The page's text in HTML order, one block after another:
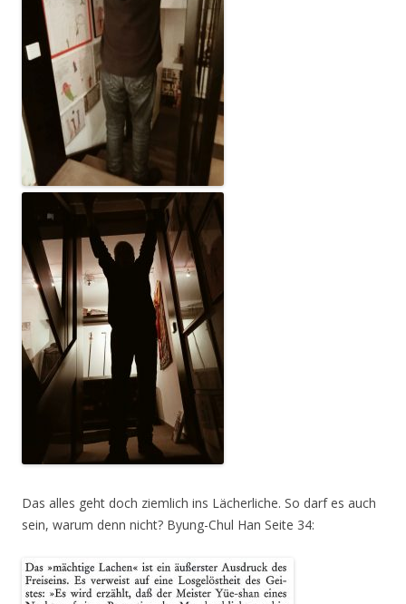
Das alles geht doch ziemlich ins Lächerliche. So darf es auch
sein, warum denn nicht? Byung-Chul Han Seite 34: